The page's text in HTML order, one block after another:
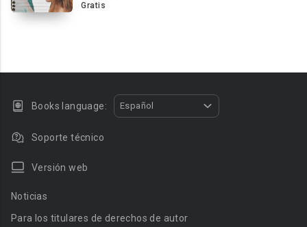
Gratis
Books language: Español
Soporte técnico
Versión web
Noticias
Para los titulares de derechos de autor